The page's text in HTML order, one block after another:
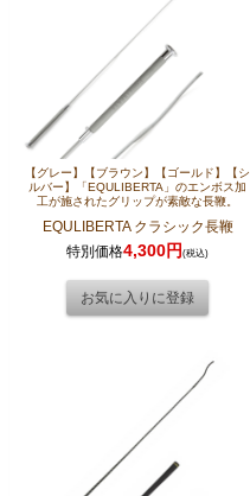
【グレー】【ブラウン】【ゴールド】【シ
ルバー】「EQULIBERTA」のエンボス加
工が施されたグリップが素敵な長鞭。
EQULIBERTA クラシック長鞭
特別価格4,300円(税込)